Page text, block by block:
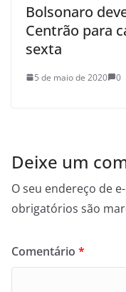
Bolsonaro
Centrão para
sexta
5 de maio de 2020 0
Deixe um
O seu endereço de
obrigatórios são
Comentário *